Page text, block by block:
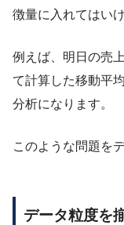
徴量に入れてはい
例えば、明日の売
て計算した移動平
分析になります。
このような問題を
データ粒度を